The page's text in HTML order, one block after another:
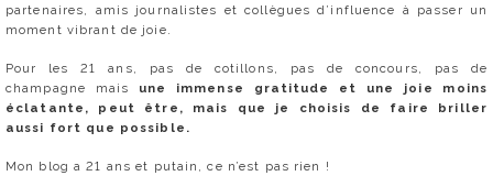
partenaires, amis journalistes et collègues d’influence à passer un
moment vibrant de joie.
Pour les 21 ans, pas de cotillons, pas de concours, pas de
champagne mais une immense gratitude et une joie moins
éclatante, peut être, mais que je choisis de faire briller
aussi fort que possible.
Mon blog a 21 ans et putain, ce n’est pas rien !